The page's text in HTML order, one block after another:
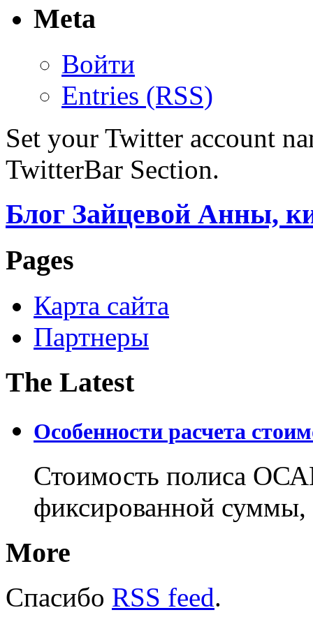
Meta
Войти
Entries (RSS)
Set your Twitter account
TwitterBar Section.
Блог Зайцевой Анны,
Pages
Карта сайта
Партнеры
The Latest
Особенности расчета
Стоимость полиса
фиксированной
More
Спасибо RSS feed.